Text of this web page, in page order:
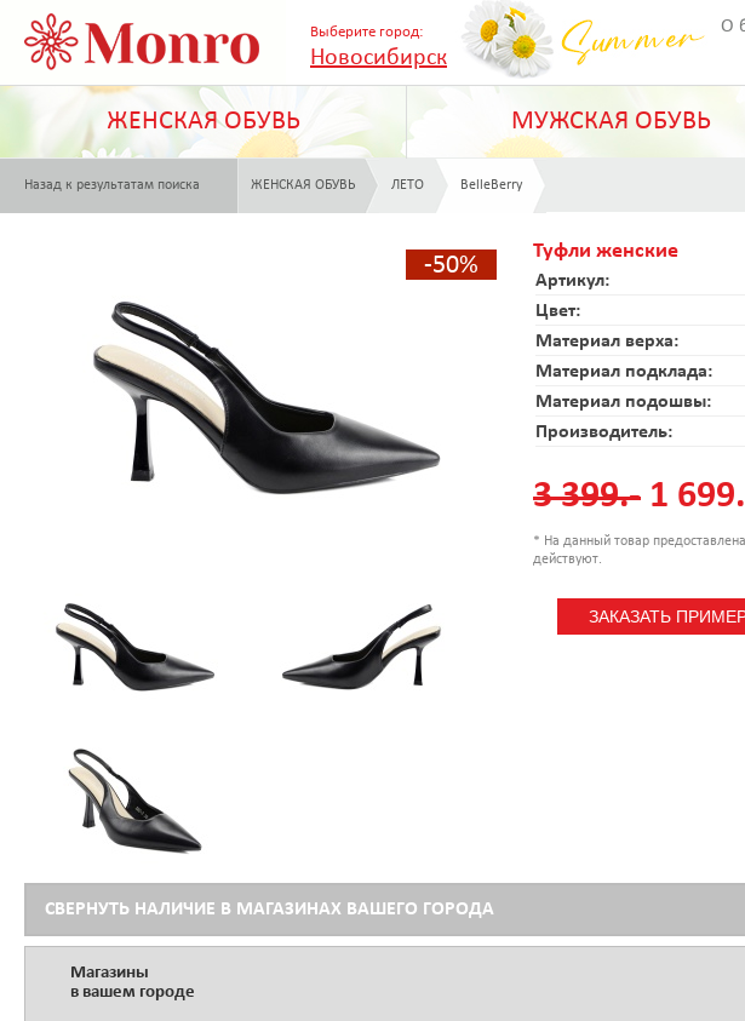
Выберите город:
Новосибирск
О
ЖЕНСКАЯ ОБУВЬ МУЖСКАЯ ОБУВЬ
Назад к результатам поиска ЖЕНСКАЯ ОБУВЬ ЛЕТО BelleBerry
-50%
Туфли женские
Артикул:
Цвет:
Материал верха:
Материал подклада:
Материал подошвы:
Производитель:
3 399.- 1
* На данный товар
действуют.
СВЕРНУТЬ НАЛИЧИЕ В МАГАЗИНАХ ВАШЕГО ГОРОДА
Магазины
в вашем городе